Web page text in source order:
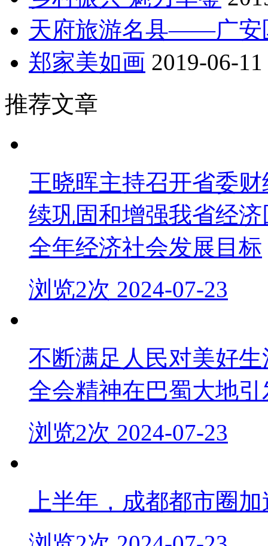
天府旅游名县——广安
郑家美如画 2019-06-11
推荐文章
王晓晖主持召开省委
续巩固和增强我省经
全年经济社会发展目标
浏览2次 2024-07-23
不断满足人民对美好
全会精神在巴蜀大地
浏览2次 2024-07-23
上半年，成都都市圈